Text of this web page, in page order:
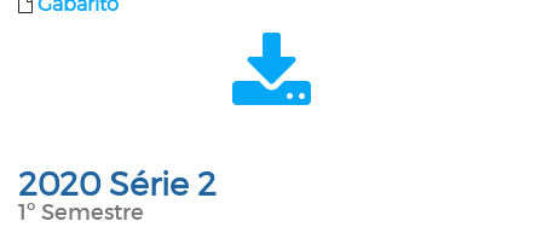
2020 Série 2
1º Semestre